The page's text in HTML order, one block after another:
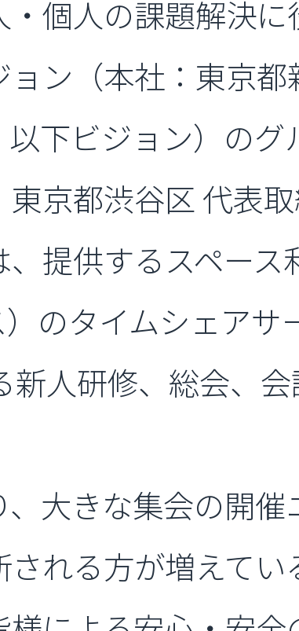
個人の課題解決
ン（本社：東京
下ビジョン）の
京都渋谷区 代表
提供するスペース
のタイムシェアサ
新人研修、総会、
大きな集会の開催
れる方が増えてい